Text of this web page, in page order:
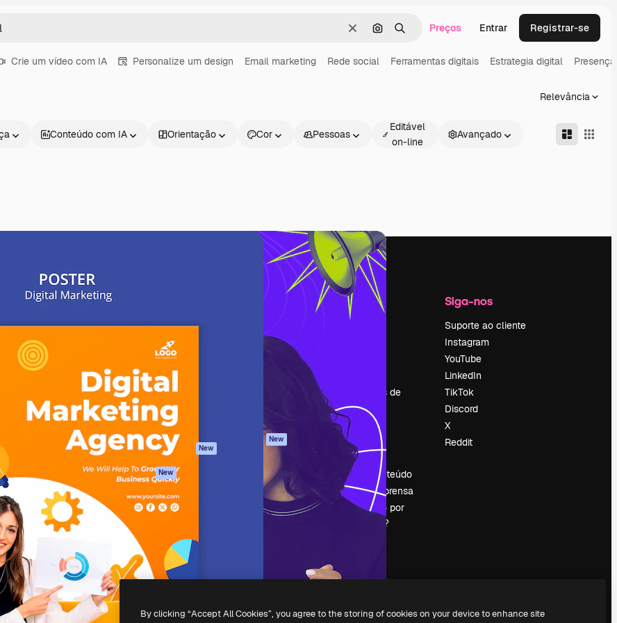
LimparPesquisar por imagem
BuscarPreços Entrar Registrar-se
Crie um vídeo com IA Personalize um design Email marketing Rede social Ferramentas digitais Estrategia digital
Relevância
Conteúdo com IA Orientação Cor Pessoas
Editável
on-line
Avançado
para você direcionar
Mais de 1 milhão de
empresas,
Spaces
Assistente de IA
Gerador de
imagens
Gerador de vídeos
Texto para voz
Conteúdo de stock
MCP para
Claude/ChatGPT
New
Agentes New
App móvel
Todas as
ferramentas
Documentação
privacidade
Originais New
Central de
confiabilidade
Afiliados
Empresa
Tendências de
pesquisa
Blog
Eventos
Slidesgo
Vender conteúdo
Sala de imprensa
Procurando por
magnific.ai?
Siga-nos
Suporte ao cliente
Instagram
YouTube
LinkedIn
TikTok
Discord
X
Reddit
Freepik Company S.L.U.Todos os direitos reservados.
By clicking “Accept All Cookies”, you agree to the storing of cookies on your device to enhance site